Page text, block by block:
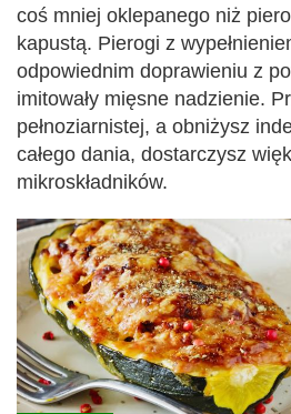
coś mniej oklepanego niż
kapustą. Pierogi z
odpowiednim doprawieniu z
imitowały mięsne nadzienie.
pełnoziarnistej, a obniżysz
całego dania, dostarczysz
mikroskładników.